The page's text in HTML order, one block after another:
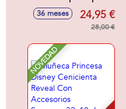
Rosa 32x12x12 cm
36 meses 24,95 €
28,00 €
NOVEDAD